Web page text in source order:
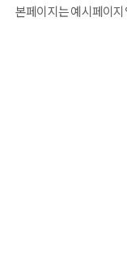
본페이지는 예시페이